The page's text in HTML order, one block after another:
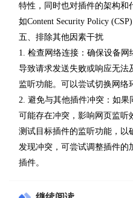
特性，同时也对插件的架构和
如Content Security Policy
五、排除其他因素干扰
1. 检查网络连接：确保设备
导致请求发送失败或响应无法
监听功能。可以尝试切换网络
2. 避免与其他插件冲突：如
可能存在冲突，影响网页监听
测试目标插件的监听功能，以
发现冲突，可尝试调整插件的
插件。